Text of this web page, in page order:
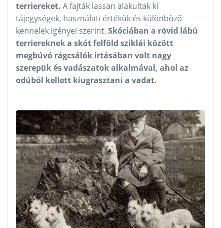
terriereket. A fajták lassan alakultak ki
tájegységek, használati értékük és különböző
kennelek igényei szerint. Skóciában a rövid lábú
terriereknek a skót felföld sziklái között
megbúvó rágcsálók irtásában volt nagy
szerepük és vadászatok alkalmával, ahol az
odúból kellett kiugrasztani a vadat.